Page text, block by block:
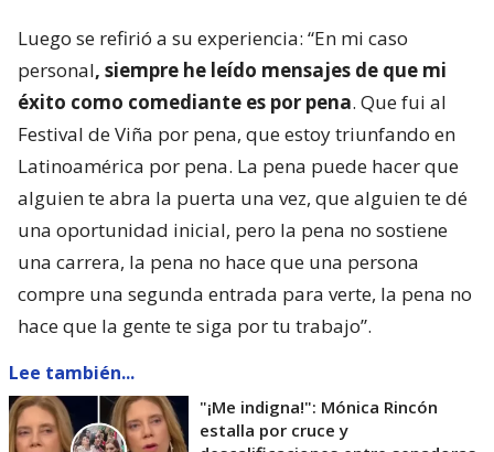
Luego se refirió a su experiencia: “En mi caso
personal, siempre he leído mensajes de que mi
éxito como comediante es por pena. Que fui al
Festival de Viña por pena, que estoy triunfando en
Latinoamérica por pena. La pena puede hacer que
alguien te abra la puerta una vez, que alguien te dé
una oportunidad inicial, pero la pena no sostiene
una carrera, la pena no hace que una persona
compre una segunda entrada para verte, la pena no
hace que la gente te siga por tu trabajo”.
Lee también...
"¡Me indigna!": Mónica Rincón
estalla por cruce y